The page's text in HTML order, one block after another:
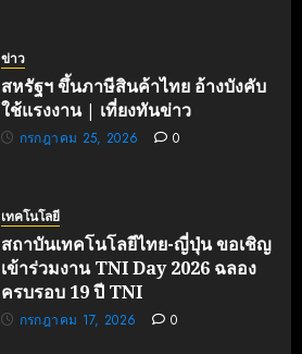
ข่าว
สหรัฐฯ ขึ้นภาษีสินค้าไทย อ้างบังคับ
ใช้แรงงาน | เที่ยงทันข่าว
กรกฎาคม 25, 2026 0
เทคโนโลยี
สถาบันเทคโนโลยีไทย-ญี่ปุ่น ขอเชิญ
เข้าร่วมงาน TNI Day 2026 ฉลอง
ครบรอบ 19 ปี TNI
กรกฎาคม 17, 2026 0